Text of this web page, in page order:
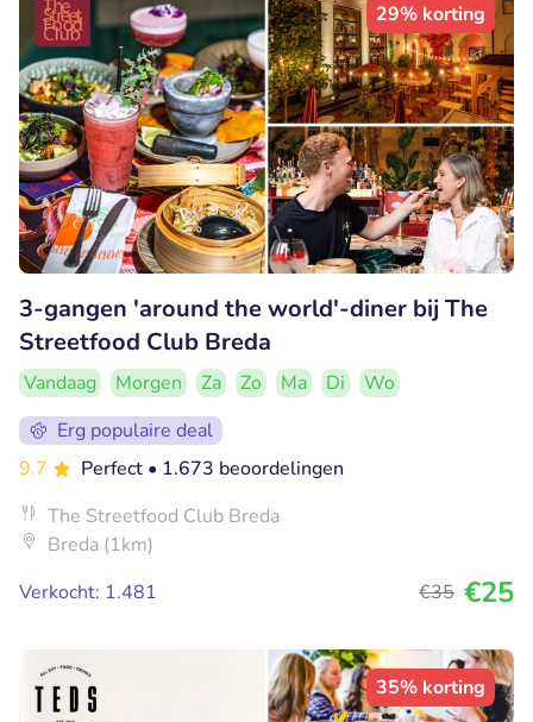
29% korting
3-gangen 'around the world'-diner bij The
Streetfood Club Breda
Vandaag Morgen Za Zo Ma Di
Wo
Erg populaire deal
9.7
Perfect • 1.673 beoordelingen
The Streetfood Club Breda
Breda (1km)
Verkocht: 1.481
€35 €25
35% korting